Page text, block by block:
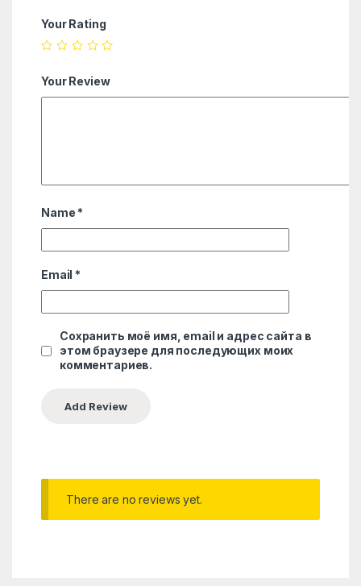
Your Rating
Your Review
Name *
Email *
Сохранить моё имя, email и адрес сайта в
этом браузере для последующих моих
комментариев.
There are no reviews yet.